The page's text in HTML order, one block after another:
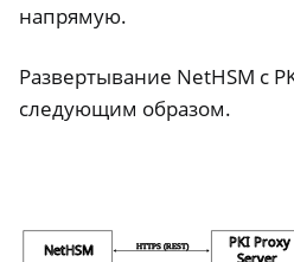
navigation of Container
navigation of Compatible
navigation of Программное
напрямую.
Развертывание NetHSM с
следующим образом.